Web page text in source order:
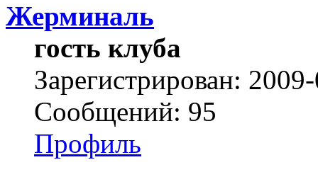
Жерминаль
гость клуба
Зарегистрирован:
Сообщений: 95
Профиль